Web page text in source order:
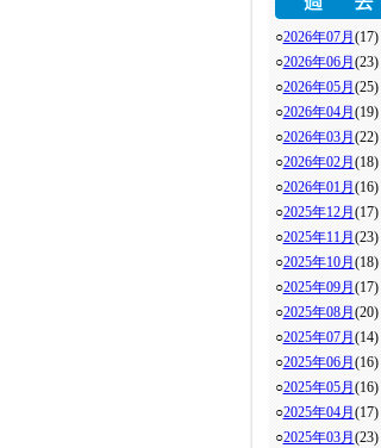
○2026年07月 (17)
○2026年06月 (23)
○2026年05月 (25)
○2026年04月 (19)
○2026年03月 (22)
○2026年02月 (18)
○2026年01月 (16)
○2025年12月 (17)
○2025年11月 (23)
○2025年10月 (18)
○2025年09月 (17)
○2025年08月 (20)
○2025年07月 (14)
○2025年06月 (16)
○2025年05月 (16)
○2025年04月 (17)
○2025年03月 (23)